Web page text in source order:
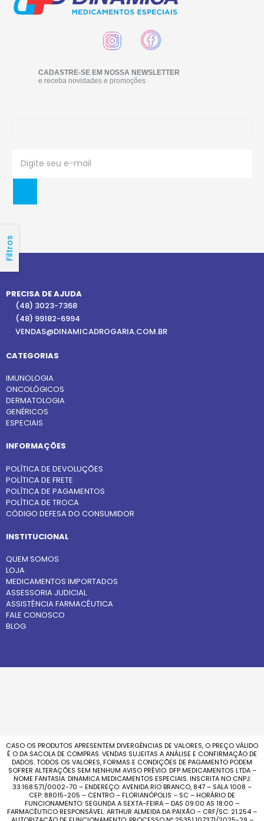
Filtros
CADASTRE-SE EM NOSSA NEWSLETTER
e receba novidades e promoções
PRECISA DE AJUDA
(48) 3023-7368
(48) 99182-6994
VENDAS@DINAMICADROGARIA.COM.BR
CATEGORIAS
IMUNOLOGIA
ONCOLÓGICOS
DERMATOLOGIA
GENÉRICOS
ESPECIAIS
INFORMAÇÕES
POLÍTICA DE DEVOLUÇÕES
POLÍTICA DE FRETE
POLÍTICA DE PAGAMENTOS
POLÍTICA DE TROCA
CÓDIGO DEFESA DO CONSUMIDOR
INSTITUCIONAL
QUEM SOMOS
LOJA
MEDICAMENTOS IMPORTADOS
ASSESSORIA JUDICIAL
ASSISTÊNCIA FARMACÊUTICA
FALE CONOSCO
BLOG
CASO OS PRODUTOS APRESENTEM DIVERGÊNCIAS DE VALORES, O PREÇO VÁLIDO
É O DA SACOLA DE COMPRAS. VENDAS SUJEITAS A ANÁLISE E CONFIRMAÇÃO DE
DADOS. TODOS OS VALORES, FORMAS E CONDIÇÕES DE PAGAMENTO PODEM
SOFRER ALTERAÇÕES SEM NENHUM AVISO PRÉVIO. DFP MEDICAMENTOS LTDA –
NOME FANTASIA: DINAMICA MEDICAMENTOS ESPECIAIS. INSCRITA NO CNPJ:
33.168.571/0002-70 – ENDEREÇO: AVENIDA RIO BRANCO, 847 – SALA 1008 –
CEP: 88015-205 – CENTRO – FLORIANÓPOLIS – SC – HORÁRIO DE
FUNCIONAMENTO: SEGUNDA A SEXTA-FEIRA – DAS 09:00 AS 18:00 –
FARMACÊUTICO RESPONSÁVEL: ARTHUR ALMEIDA DA PAIXÃO – CRF/SC: 21.254 –